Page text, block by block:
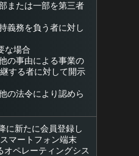
または一部を第三者
義務を負う者に対し
な場合
の事由による事業の
する者に対して開示
の法令により認めら
に新たに会員登録し
マートフォン端末
オペレーティングシス